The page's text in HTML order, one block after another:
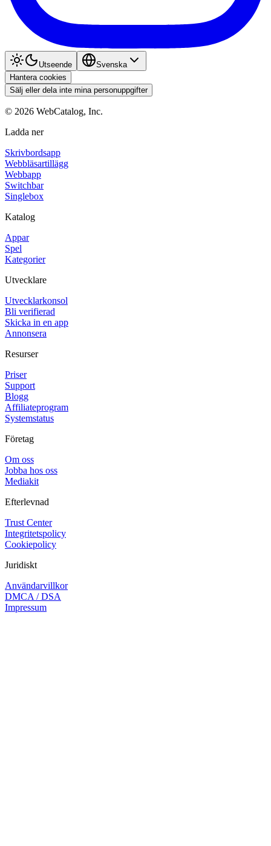
Utseende
Svenska
Hantera cookies
Sälj eller dela inte mina personuppgifter
© 2026 WebCatalog, Inc.
Ladda ner
Skrivbordsapp
Webbläsartillägg
Webbapp
Switchbar
Singlebox
Katalog
Appar
Spel
Kategorier
Utvecklare
Utvecklarkonsol
Bli verifierad
Skicka in en app
Annonsera
Resurser
Priser
Support
Blogg
Affiliateprogram
Systemstatus
Företag
Om oss
Jobba hos oss
Mediakit
Efterlevnad
Trust Center
Integritetspolicy
Cookiepolicy
Juridiskt
Användarvillkor
DMCA / DSA
Impressum